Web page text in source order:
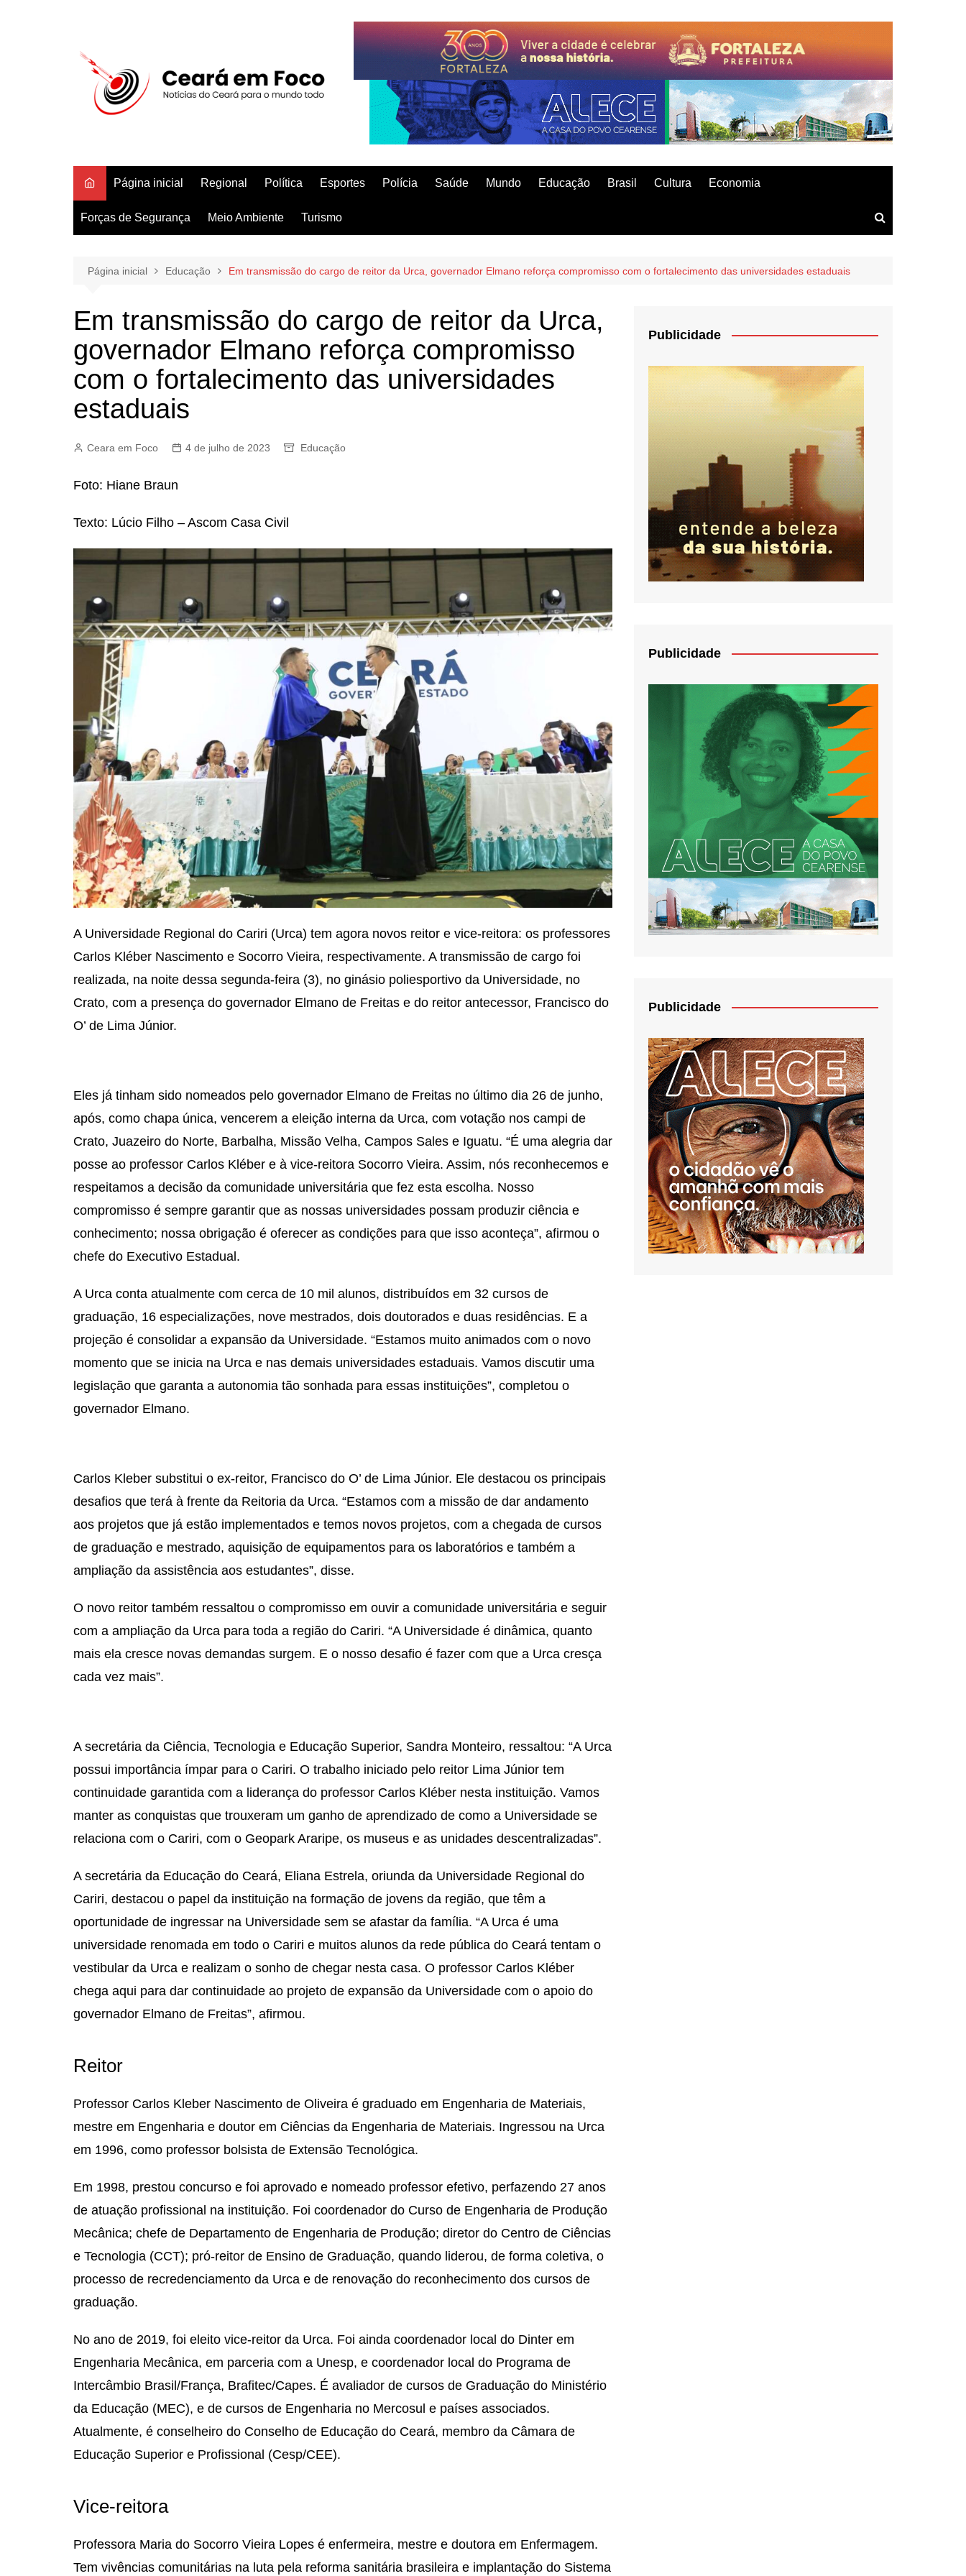
Página inicial Regional Política Esportes Polícia Saúde Mundo Educação Brasil Cultura Economia
Forças de Segurança Meio Ambiente Turismo
Página inicial Educação Em transmissão do cargo de reitor da Urca, governador Elmano reforça compromisso com o fortalecimento das universidades estaduais
Em transmissão do cargo de reitor da Urca,
governador Elmano reforça compromisso
com o fortalecimento das universidades
estaduais
Ceara em Foco 4 de julho de 2023 Educação
Foto: Hiane Braun
Texto: Lúcio Filho – Ascom Casa Civil
A Universidade Regional do Cariri (Urca) tem agora novos reitor e vice-reitora: os professores
Carlos Kléber Nascimento e Socorro Vieira, respectivamente. A transmissão de cargo foi
realizada, na noite dessa segunda-feira (3), no ginásio poliesportivo da Universidade, no
Crato, com a presença do governador Elmano de Freitas e do reitor antecessor, Francisco do
O’ de Lima Júnior.
Eles já tinham sido nomeados pelo governador Elmano de Freitas no último dia 26 de junho,
após, como chapa única, vencerem a eleição interna da Urca, com votação nos campi de
Crato, Juazeiro do Norte, Barbalha, Missão Velha, Campos Sales e Iguatu. “É uma alegria dar
posse ao professor Carlos Kléber e à vice-reitora Socorro Vieira. Assim, nós reconhecemos e
respeitamos a decisão da comunidade universitária que fez esta escolha. Nosso
compromisso é sempre garantir que as nossas universidades possam produzir ciência e
conhecimento; nossa obrigação é oferecer as condições para que isso aconteça”, afirmou o
chefe do Executivo Estadual.
A Urca conta atualmente com cerca de 10 mil alunos, distribuídos em 32 cursos de
graduação, 16 especializações, nove mestrados, dois doutorados e duas residências. E a
projeção é consolidar a expansão da Universidade. “Estamos muito animados com o novo
momento que se inicia na Urca e nas demais universidades estaduais. Vamos discutir uma
legislação que garanta a autonomia tão sonhada para essas instituições”, completou o
governador Elmano.
Carlos Kleber substitui o ex-reitor, Francisco do O’ de Lima Júnior. Ele destacou os principais
desafios que terá à frente da Reitoria da Urca. “Estamos com a missão de dar andamento
aos projetos que já estão implementados e temos novos projetos, com a chegada de cursos
de graduação e mestrado, aquisição de equipamentos para os laboratórios e também a
ampliação da assistência aos estudantes”, disse.
O novo reitor também ressaltou o compromisso em ouvir a comunidade universitária e seguir
com a ampliação da Urca para toda a região do Cariri. “A Universidade é dinâmica, quanto
mais ela cresce novas demandas surgem. E o nosso desafio é fazer com que a Urca cresça
cada vez mais”.
A secretária da Ciência, Tecnologia e Educação Superior, Sandra Monteiro, ressaltou: “A Urca
possui importância ímpar para o Cariri. O trabalho iniciado pelo reitor Lima Júnior tem
continuidade garantida com a liderança do professor Carlos Kléber nesta instituição. Vamos
manter as conquistas que trouxeram um ganho de aprendizado de como a Universidade se
relaciona com o Cariri, com o Geopark Araripe, os museus e as unidades descentralizadas”.
A secretária da Educação do Ceará, Eliana Estrela, oriunda da Universidade Regional do
Cariri, destacou o papel da instituição na formação de jovens da região, que têm a
oportunidade de ingressar na Universidade sem se afastar da família. “A Urca é uma
universidade renomada em todo o Cariri e muitos alunos da rede pública do Ceará tentam o
vestibular da Urca e realizam o sonho de chegar nesta casa. O professor Carlos Kléber
chega aqui para dar continuidade ao projeto de expansão da Universidade com o apoio do
governador Elmano de Freitas”, afirmou.
Reitor
Professor Carlos Kleber Nascimento de Oliveira é graduado em Engenharia de Materiais,
mestre em Engenharia e doutor em Ciências da Engenharia de Materiais. Ingressou na Urca
em 1996, como professor bolsista de Extensão Tecnológica.
Em 1998, prestou concurso e foi aprovado e nomeado professor efetivo, perfazendo 27 anos
de atuação profissional na instituição. Foi coordenador do Curso de Engenharia de Produção
Mecânica; chefe de Departamento de Engenharia de Produção; diretor do Centro de Ciências
e Tecnologia (CCT); pró-reitor de Ensino de Graduação, quando liderou, de forma coletiva, o
processo de recredenciamento da Urca e de renovação do reconhecimento dos cursos de
graduação.
No ano de 2019, foi eleito vice-reitor da Urca. Foi ainda coordenador local do Dinter em
Engenharia Mecânica, em parceria com a Unesp, e coordenador local do Programa de
Intercâmbio Brasil/França, Brafitec/Capes. É avaliador de cursos de Graduação do Ministério
da Educação (MEC), e de cursos de Engenharia no Mercosul e países associados.
Atualmente, é conselheiro do Conselho de Educação do Ceará, membro da Câmara de
Educação Superior e Profissional (Cesp/CEE).
Vice-reitora
Professora Maria do Socorro Vieira Lopes é enfermeira, mestre e doutora em Enfermagem.
Tem vivências comunitárias na luta pela reforma sanitária brasileira e implantação do Sistema
Publicidade
Publicidade
Publicidade